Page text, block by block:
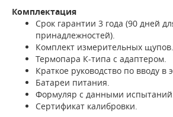
Комплектация
Срок гарантии 3 года (90 дней
принадлежностей).
Комплект измерительных щупов.
Термопара К-типа с адаптером.
Краткое руководство по вводу в
Батареи питания.
Формуляр с данными испытаний.
Сертификат калибровки.